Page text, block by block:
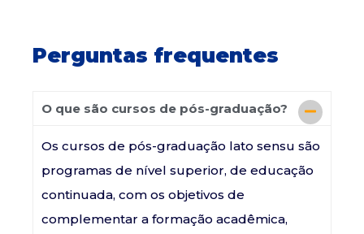
Perguntas frequentes
O que são cursos de pós-graduação?
Os cursos de pós-graduação lato sensu são
programas de nível superior, de educação
continuada, com os objetivos de
complementar a formação acadêmica,